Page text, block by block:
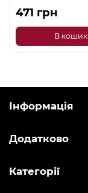
471 грн
В кошик
Інформація
Додатково
Категорії